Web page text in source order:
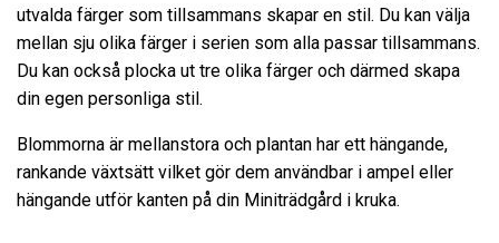
utvalda färger som tillsammans skapar en stil. Du kan välja
mellan sju olika färger i serien som alla passar tillsammans.
Du kan också plocka ut tre olika färger och därmed skapa
din egen personliga stil.
Blommorna är mellanstora och plantan har ett hängande,
rankande växtsätt vilket gör dem användbar i ampel eller
hängande utför kanten på din Miniträdgård i kruka.